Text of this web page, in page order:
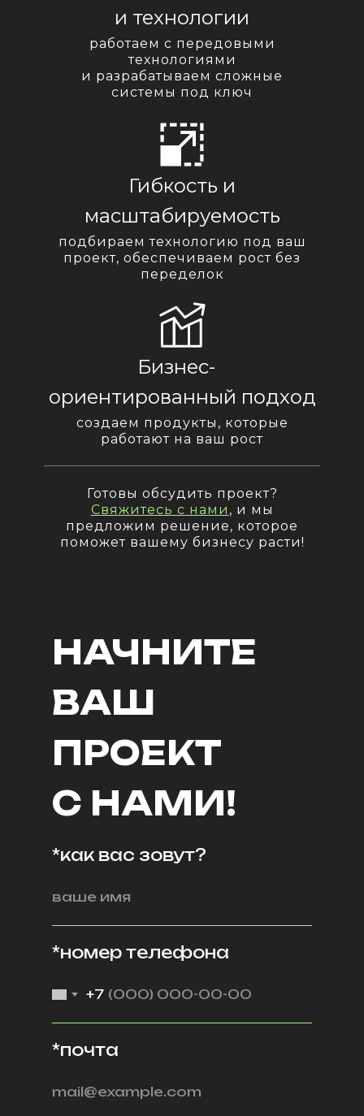
Бизнес-
ориентированный подход
создаем продукты, которые
работают на ваш рост
Гибкость и
масштабируемость
подбираем технологию под ваш
проект, обеспечиваем рост без
переделок
и технологии
работаем с передовыми
технологиями
и разрабатываем сложные
системы под ключ
Готовы обсудить проект?
Свяжитесь с нами , и мы
предложим решение, которое
поможет вашему бизнесу расти!
*как вас зовут?
*номер телефона
+7
*почта
НАЧНИТЕ
ВАШ
ПРОЕКТ
С НАМИ!